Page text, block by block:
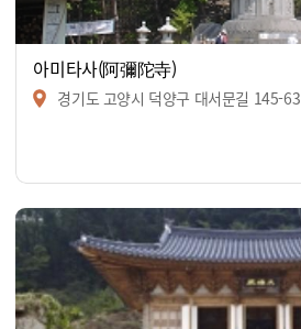
아미타사(阿彌陀寺)
경기도 고양시 덕양구 대서문길 145-63